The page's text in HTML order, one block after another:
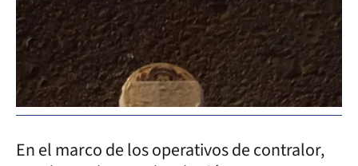
En el marco de los operativos de contralor,